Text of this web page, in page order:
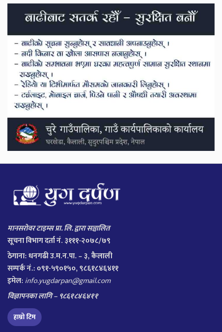
मानसरोवर टाइम्स प्रा. लि. द्वारा सञ्चालित
सूचना विभाग दर्ता नं. ३१११-२०७८/७९
ठेगाना: धनगढी उ.म.न.पा. – ३, कैलाली
सम्पर्क नं.: ०९१-५९०१५०, ९८६१८४६४११
इमेल: info.yugdarpan@gmail.com
विज्ञापनका लागि – ९८६१८४६४११
हाम्रो टिम